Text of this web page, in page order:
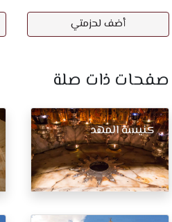
أضف لحزمتي
صفحات ذات صلة​
كنيسة المهد